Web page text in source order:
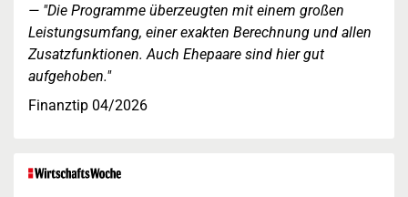
"Die Programme überzeugten mit einem großen
Leistungsumfang, einer exakten Berechnung und allen
Zusatzfunktionen. Auch Ehepaare sind hier gut
aufgehoben."
Finanztip 04/2026